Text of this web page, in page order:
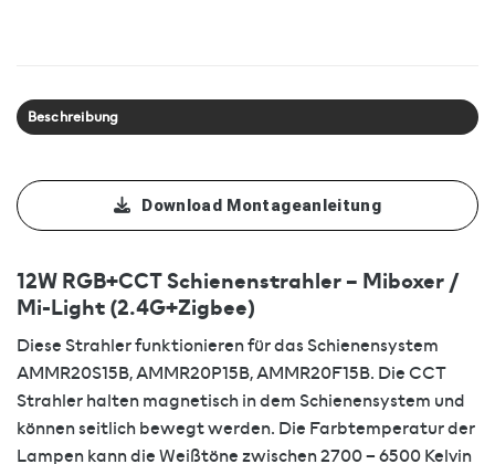
Beschreibung
Download Montageanleitung
12W RGB+CCT Schienenstrahler – Miboxer /
Mi-Light (2.4G+Zigbee)
Diese Strahler funktionieren für das Schienensystem
AMMR20S15B, AMMR20P15B, AMMR20F15B. Die CCT
Strahler halten magnetisch in dem Schienensystem und
können seitlich bewegt werden. Die Farbtemperatur der
Lampen kann die Weißtöne zwischen 2700 – 6500 Kelvin